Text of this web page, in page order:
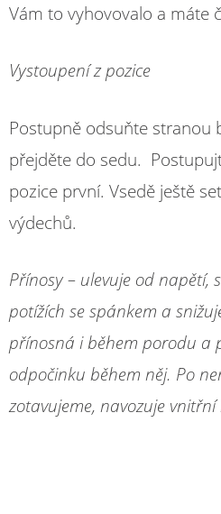
Vám to vyhovovalo a máte
Vystoupení z pozice
Postupně odsuňte stranou
přejděte do sedu.
pozice první. Vsedě ještě
výdechů.
Přínosy – ulevuje od
potížích se spánkem a
přínosná i během porodu a
odpočinku během něj. Po
zotavujeme, navozuje